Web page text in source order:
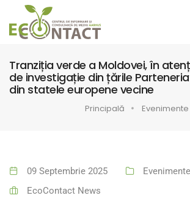
Tranziția verde a Moldovei, în
de investigație din țările
din statele europene vecine
Principală Evenimente
09 Septembrie 2025
Evenimente
EcoContact News